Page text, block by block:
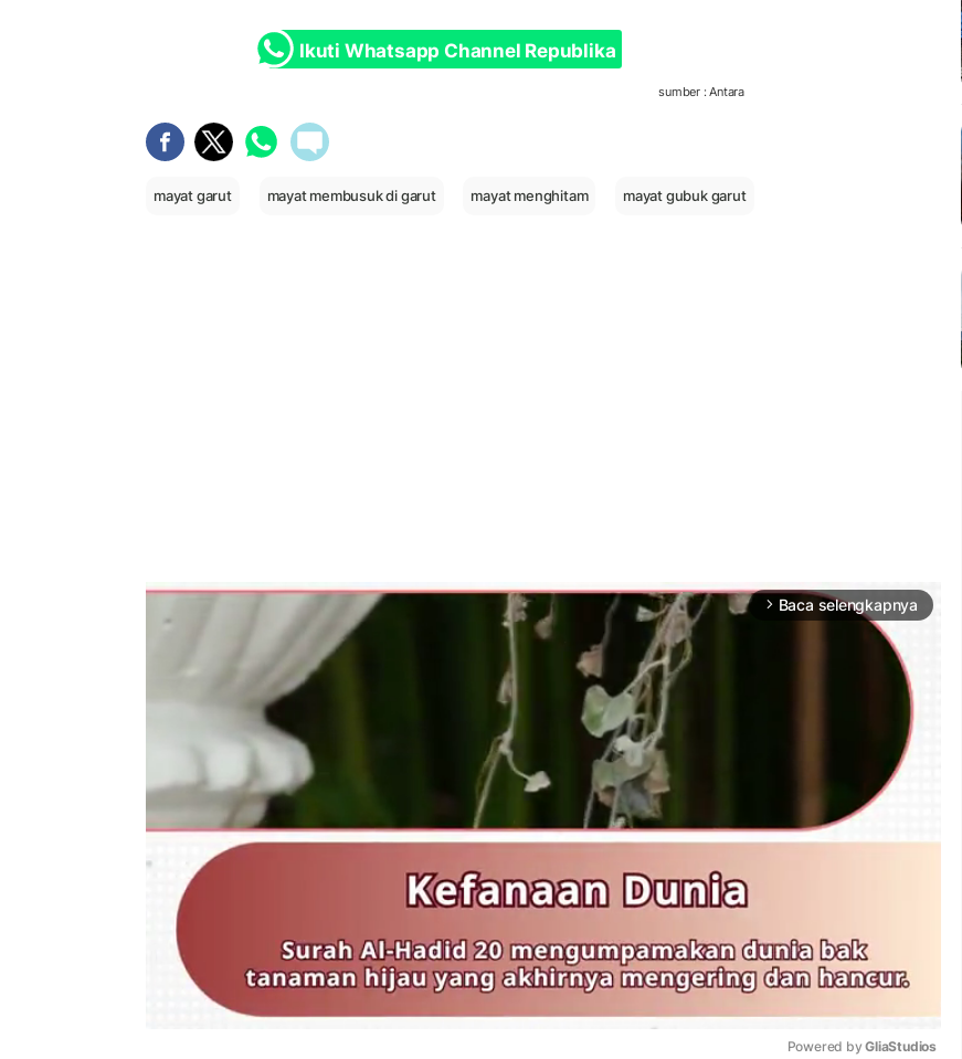
Ikuti Whatsapp Channel Republika
sumber : Antara
mayat garut mayat membusuk di garut mayat menghitam mayat gubuk garut
arrow_forward_ios Baca selengkapnya
Powered by GliaStudios